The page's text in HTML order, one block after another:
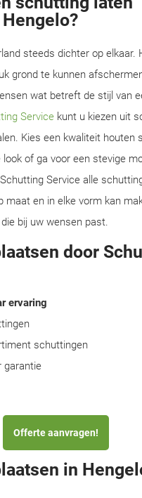
steeds dichter op elkaar.
grond te kunnen
wat betreft de stijl van
Service kunt u kiezen uit
Kies een kwaliteit houten
look of ga voor een stevige
Service alle
maat en in elke vorm kan
bij uw wensen past.
door
ervaring
schuttingen
garantie
Offerte aanvragen!
in